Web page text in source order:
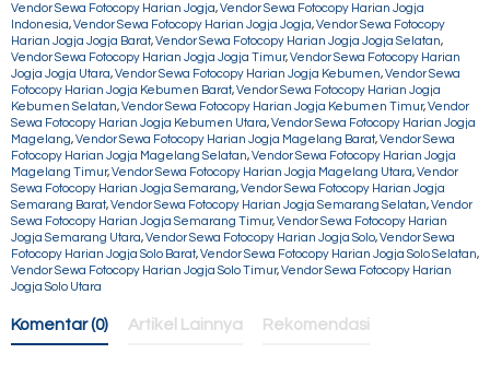
Vendor Sewa Fotocopy Harian Jogja,Vendor Sewa Fotocopy Harian Jogja
Indonesia,Vendor Sewa Fotocopy Harian Jogja Jogja,Vendor Sewa Fotocopy
Harian Jogja Jogja Barat,Vendor Sewa Fotocopy Harian Jogja Jogja Selatan,
Vendor Sewa Fotocopy Harian Jogja Jogja Timur,Vendor Sewa Fotocopy Harian
Jogja Jogja Utara,Vendor Sewa Fotocopy Harian Jogja Kebumen,Vendor Sewa
Fotocopy Harian Jogja Kebumen Barat,Vendor Sewa Fotocopy Harian Jogja
Kebumen Selatan,Vendor Sewa Fotocopy Harian Jogja Kebumen Timur,Vendor
Sewa Fotocopy Harian Jogja Kebumen Utara,Vendor Sewa Fotocopy Harian Jogja
Magelang,Vendor Sewa Fotocopy Harian Jogja Magelang Barat,Vendor Sewa
Fotocopy Harian Jogja Magelang Selatan,Vendor Sewa Fotocopy Harian Jogja
Magelang Timur,Vendor Sewa Fotocopy Harian Jogja Magelang Utara,Vendor
Sewa Fotocopy Harian Jogja Semarang,Vendor Sewa Fotocopy Harian Jogja
Semarang Barat,Vendor Sewa Fotocopy Harian Jogja Semarang Selatan,Vendor
Sewa Fotocopy Harian Jogja Semarang Timur,Vendor Sewa Fotocopy Harian
Jogja Semarang Utara,Vendor Sewa Fotocopy Harian Jogja Solo,Vendor Sewa
Fotocopy Harian Jogja Solo Barat,Vendor Sewa Fotocopy Harian Jogja Solo Selatan,
Vendor Sewa Fotocopy Harian Jogja Solo Timur,Vendor Sewa Fotocopy Harian
Jogja Solo Utara
Komentar (0) Artikel Lainnya Rekomendasi